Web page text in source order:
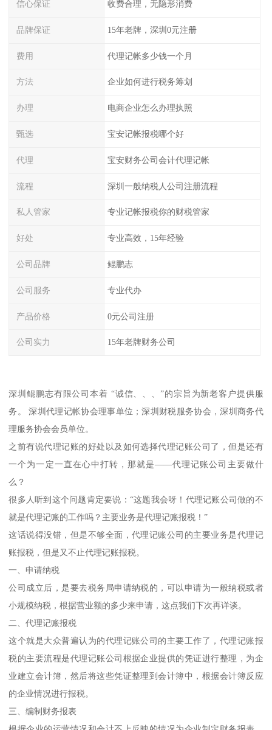
信心保证 收费合理，无隐形消费
品牌保证 15年老牌，深圳0元注册
费用 代理记帐多少钱一个月
方法 企业如何进行税务筹划
办理 电商企业怎么办理执照
甄选 宝安记帐报税哪个好
代理 宝安财务公司会计代理记帐
流程 深圳一般纳税人公司注册流程
私人管家 专业记帐报税你的财税管家
好处 专业高效，15年经验
公司品牌 鲲鹏志
公司服务 专业代办
产品价格 0元公司注册
公司实力 15年老牌财务公司
深圳鲲鹏志有限公司本着 “诚信、、、”的宗旨为新老客户提供服
务。 深圳代理记帐协会理事单位；深圳财税服务协会，深圳商务代
理服务协会会员单位。
之前有说代理记账的好处以及如何选择代理记账公司了，但是还有
一个为一定一直在心中打转，那就是——代理记账公司主要做什
么？
很多人听到这个问题肯定要说：“这题我会呀！代理记账公司做的不
就是代理记账的工作吗？主要业务是代理记账报税！”
这话说得没错，但是不够全面，代理记账公司的主要业务是代理记
账报税，但是又不止代理记账报税。
一、申请纳税
公司成立后，是要去税务局申请纳税的，可以申请为一般纳税或者
小规模纳税，根据营业额的多少来申请，这点我们下次再详谈。
二、代理记账报税
这个就是大众普遍认为的代理记账公司的主要工作了，代理记账报
税的主要流程是代理记账公司根据企业提供的凭证进行整理，为企
业建立会计簿，然后将这些凭证整理到会计簿中，根据会计簿反应
的企业情况进行报税。
三、编制财务报表